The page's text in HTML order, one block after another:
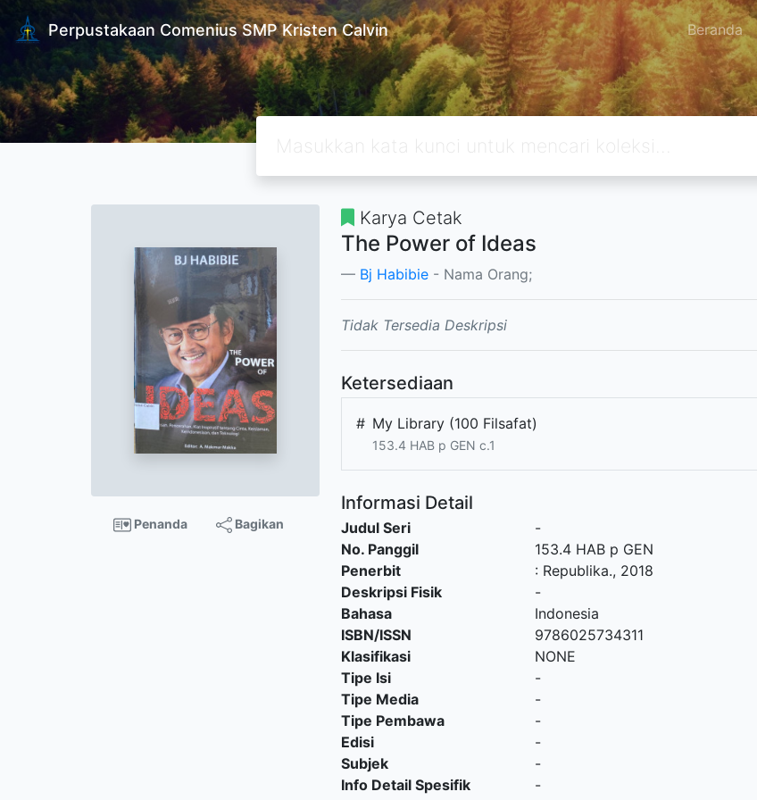
Perpustakaan Comenius SMP Kristen Calvin Beranda
Penanda Bagikan
Karya Cetak
The Power of Ideas
Bj Habibie - Nama Orang;
Tidak Tersedia Deskripsi
Ketersediaan
# My Library (100 Filsafat)
153.4 HAB p GEN c.1
Informasi Detail
Judul Seri
-
No. Panggil
153.4 HAB p GEN
Penerbit
: Republika., 2018
Deskripsi Fisik
-
Bahasa
Indonesia
ISBN/ISSN
9786025734311
Klasifikasi
NONE
Tipe Isi
-
Tipe Media
-
Tipe Pembawa
-
Edisi
-
Subjek
-
Info Detail Spesifik
-